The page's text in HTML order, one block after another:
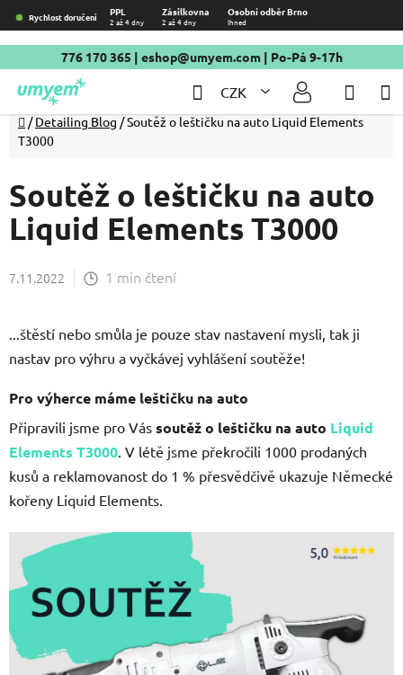
Přejít
na
obsah
Rychlost doručení PPL Zásilkovna Osobní odběr Brno
2 až 4 dny 2 až 4 dny Ihned
776 170 365 | eshop@umyem.com| Po-Pá 9-17h
CZK
Hledat
Domů
/ Detailing Blog /Soutěž o leštičku na auto Liquid Elements
T3000
Soutěž o leštičku na auto
Liquid Elements T3000
7.11.2022 1 min čtení
...štěstí nebo smůla je pouze stav nastavení mysli, tak ji
nastav pro výhru a vyčkávej vyhlášení soutěže!
Pro výherce máme leštičku na auto
Připravili jsme pro Vás soutěž o leštičku na auto Liquid
Elements T3000. V létě jsme překročili 1000 prodaných
kusů a reklamovanost do 1 % přesvědčivě ukazuje Německé
kořeny Liquid Elements.